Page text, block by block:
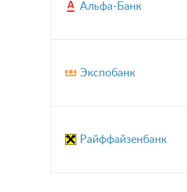
Альфа-Банк
Экспобанк
Райффайзенбанк